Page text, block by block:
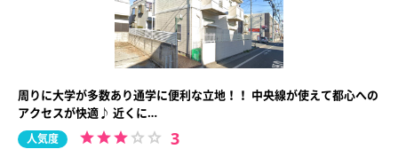
周りに大学が多数あり通学に便利な立地！！ 中央線が使えて都心への
アクセスが快適♪ 近くに…
人気度 3